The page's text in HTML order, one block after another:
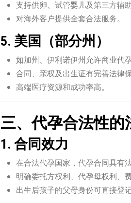
支持供卵、试管婴儿及第三方辅
对海外客户提供全套合法服务。
5. 美国（部分州）
如加州、伊利诺伊州允许商业代
合同、亲权及出生证有完善法律
高端医疗资源和成功率高。
三、代孕合法性的
1. 合同效力
在合法代孕国家，代孕合同具有
明确委托方权利、代孕母权利、
出生后孩子的父母身份可直接登